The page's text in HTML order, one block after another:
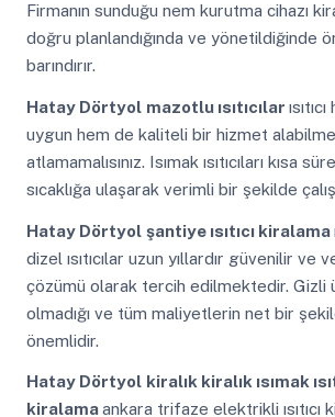
Firmanın sunduğu nem kurutma cihazı
doğru planlandığında ve yönetildiğinde
barındırır.
Hatay Dörtyol mazotlu ısıtıcılar
uygun hem de kaliteli bir hizmet
atlamamalısınız. Isımak ısıtıcıları kısa
sıcaklığa ulaşarak verimli bir şekilde
Hatay Dörtyol şantiye ısıtıcı kiralama
dizel ısıtıcılar uzun yıllardır güvenilir ve
çözümü olarak tercih edilmektedir. Gizli
olmadığı ve tüm maliyetlerin net bir
önemlidir.
Hatay Dörtyol kiralık kiralık ısımak
kiralamaankara trifaze elektrikli ısıtıcı